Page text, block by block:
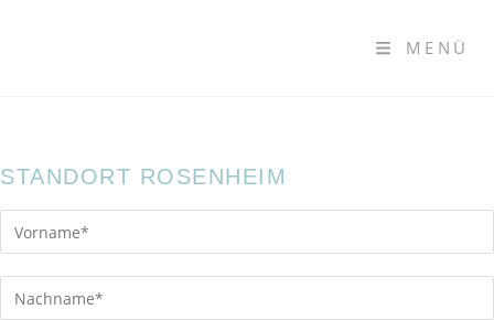
MENÜ
STANDORT ROSENHEIM